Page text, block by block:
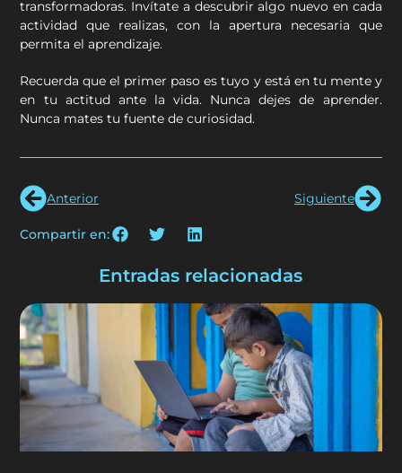
transformadoras. Invítate a descubrir algo nuevo en cada
actividad que realizas, con la apertura necesaria que
permita el aprendizaje.
Recuerda que el primer paso es tuyo y está en tu mente y
en tu actitud ante la vida. Nunca dejes de aprender.
Nunca mates tu fuente de curiosidad.
Anterior Siguiente
Compartir en:
Entradas relacionadas